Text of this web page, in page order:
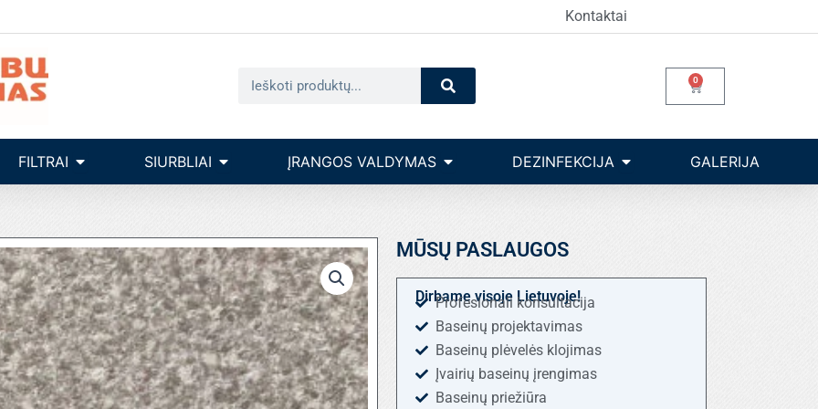
Kontaktai
Search 0
Cart
įrengimas
FILTRAI Open filtraiSIURBLIAI Open siurbliaiĮRANGOS VALDYMAS Open Įrangos valdymas
DEZINFEKCIJA Open dezinfekcija
GALERIJA
MŪSŲ PASLAUGOS
Dirbame visoje Lietuvoje!
Profesionali konsultacija
Baseinų projektavimas
Baseinų plėvelės klojimas
Įvairių baseinų įrengimas
Baseinų priežiūra